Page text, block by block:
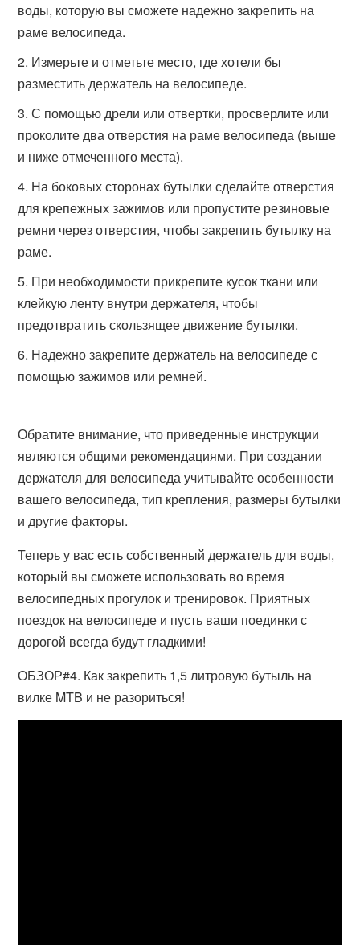
воды, которую вы сможете надежно закрепить на
раме велосипеда.
Измерьте и отметьте место, где хотели бы
разместить держатель на велосипеде.
С помощью дрели или отвертки, просверлите или
проколите два отверстия на раме велосипеда (выше
и ниже отмеченного места).
На боковых сторонах бутылки сделайте отверстия
для крепежных зажимов или пропустите резиновые
ремни через отверстия, чтобы закрепить бутылку на
раме.
При необходимости прикрепите кусок ткани или
клейкую ленту внутри держателя, чтобы
предотвратить скользящее движение бутылки.
Надежно закрепите держатель на велосипеде с
помощью зажимов или ремней.
Обратите внимание, что приведенные инструкции
являются общими рекомендациями. При создании
держателя для велосипеда учитывайте особенности
вашего велосипеда, тип крепления, размеры бутылки
и другие факторы.
Теперь у вас есть собственный держатель для воды,
который вы сможете использовать во время
велосипедных прогулок и тренировок. Приятных
поездок на велосипеде и пусть ваши поединки с
дорогой всегда будут гладкими!
ОБЗОР#4. Как закрепить 1,5 литровую бутыль на
вилке MTB и не разориться!